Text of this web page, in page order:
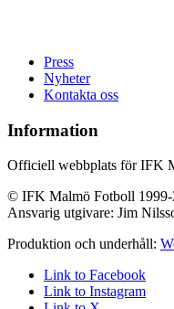
Press
Nyheter
Kontakta oss
Information
Officiell webbplats för IFK
© IFK Malmö Fotboll 1999-
Ansvarig utgivare: Jim
Produktion och underhåll:
Link to Facebook
Link to Instagram